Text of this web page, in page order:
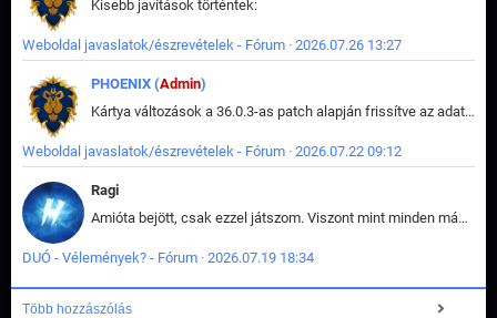
Kisebb javítások történtek:
Weboldal javaslatok/észrevételek - Fórum · 2026.07.26 13:27
PHOENIX (Admin)
Kártya változások a 36.0.3-as patch alapján frissítve az adatbázisban (képek is cserélve).
Weboldal javaslatok/észrevételek - Fórum · 2026.07.22 09:12
Ragi
Amióta bejött, csak ezzel játszom. Viszont mint minden más - akár az alapjáték is, ez is baromira összetett lett. Néha már pár kör után is esélytelen az egész. Vagy irreállisan túltápol valaki, vagy lelép a partner, vagy csak hülye mint a segg. És amikor eljönne az én időm, na akkor jön el mindenki másé is. Engem jobban érdekelne, hogy ki milyen ratingen szokott játszani. Na ez lenne egy érdekes adat.
DUÓ - Vélemények? - Fórum · 2026.07.19 18:34
Több hozzászólás